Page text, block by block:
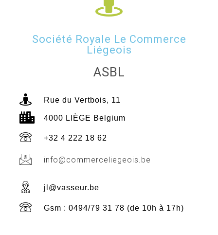
Société Royale Le Commerce
Liégeois
ASBL
Rue du Vertbois, 11
4000 LIÈGE Belgium
+32 4 222 18 62
info@commerceliegeois.be
jl@vasseur.be
Gsm : 0494/79 31 78 (de 10h à 17h)